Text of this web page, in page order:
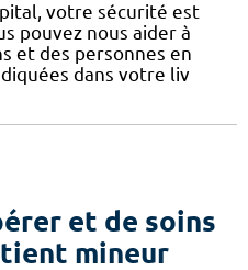
votre sécurité est
pouvez nous aider à
et des personnes en
dans votre liv
et de soins
mineur